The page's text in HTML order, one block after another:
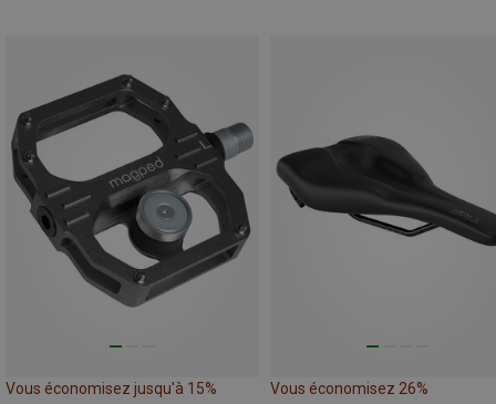
Vous économisez jusqu'à 15% Vous économisez 26%